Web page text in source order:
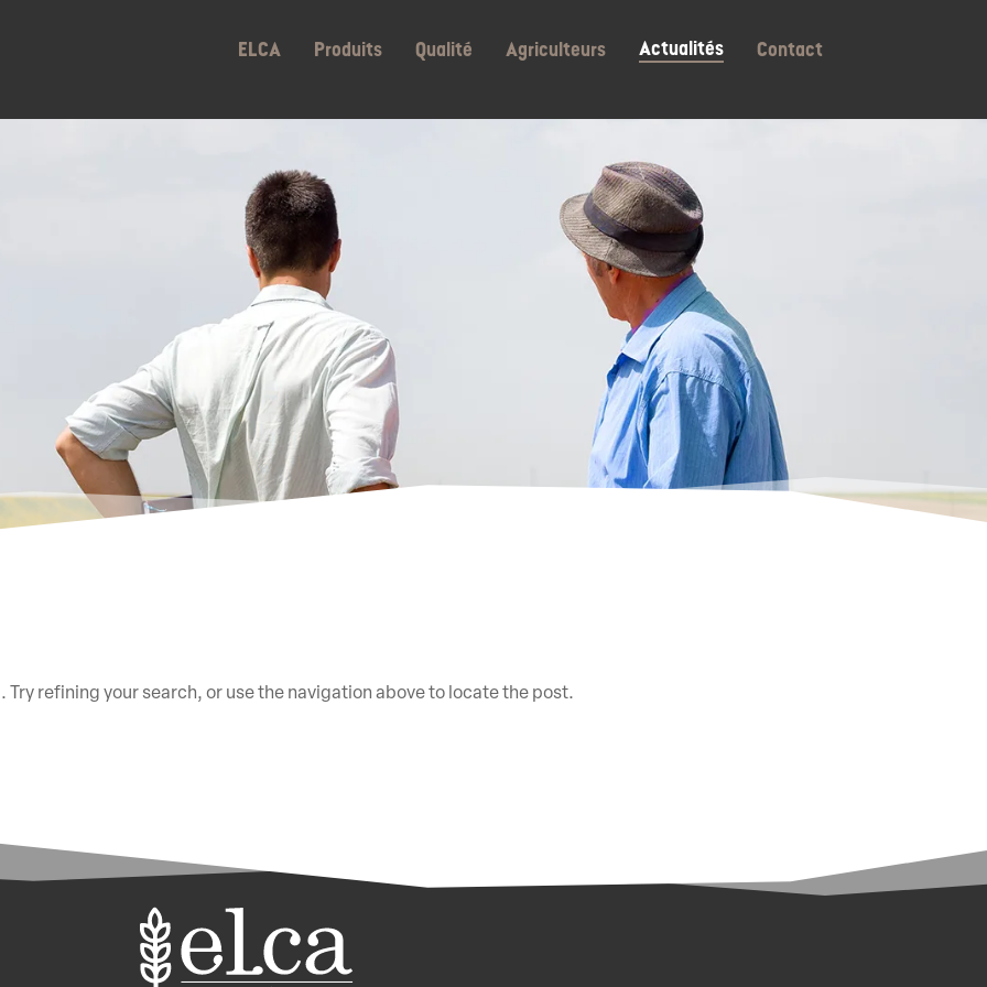
ELCA Produits Qualité Agriculteurs Actualités Contact
refining your search, or use the navigation above to locate the post.